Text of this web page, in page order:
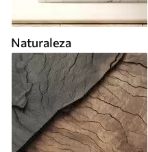
Naturaleza